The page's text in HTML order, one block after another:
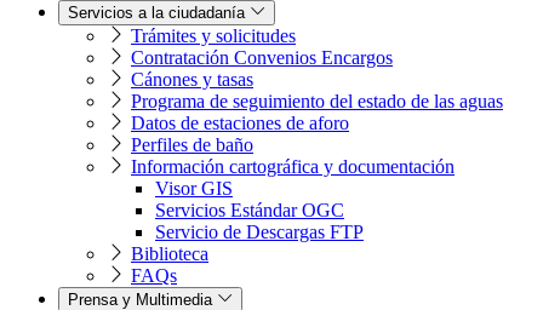
Servicios a la ciudadanía
Trámites y solicitudes
Contratación Convenios Encargos
Cánones y tasas
Programa de seguimiento del estado de las aguas
Datos de estaciones de aforo
Perfiles de baño
Información cartográfica y documentación
Visor GIS
Servicios Estándar OGC
Servicio de Descargas FTP
Biblioteca
FAQs
Prensa y Multimedia